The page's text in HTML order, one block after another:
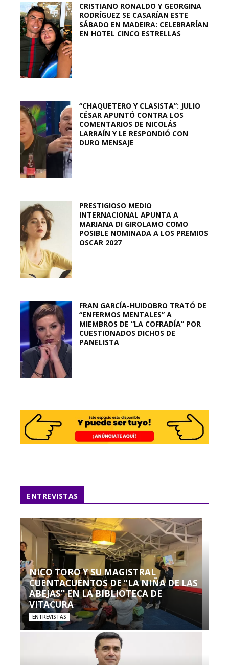
CRISTIANO RONALDO Y GEORGINA
RODRÍGUEZ SE CASARÍAN ESTE
SÁBADO EN MADEIRA: CELEBRARÍAN
EN HOTEL CINCO ESTRELLAS
“CHAQUETERO Y CLASISTA”: JULIO
CÉSAR APUNTÓ CONTRA LOS
COMENTARIOS DE NICOLÁS
LARRAÍN Y LE RESPONDIÓ CON
DURO MENSAJE
PRESTIGIOSO MEDIO
INTERNACIONAL APUNTA A
MARIANA DI GIROLAMO COMO
POSIBLE NOMINADA A LOS PREMIOS
OSCAR 2027
FRAN GARCÍA-HUIDOBRO TRATÓ DE
“ENFERMOS MENTALES” A
MIEMBROS DE “LA COFRADÍA” POR
CUESTIONADOS DICHOS DE
PANELISTA
ENTREVISTAS
NICO TORO Y SU MAGISTRAL
CUENTACUENTOS DE “LA NIÑA DE LAS
ABEJAS” EN LA BIBLIOTECA DE
VITACURA
ENTREVISTAS